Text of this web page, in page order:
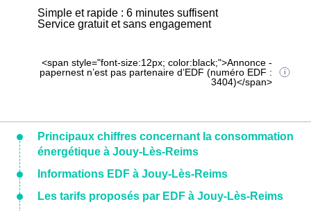
Simple et rapide : 6 minutes suffisent
Service gratuit et sans engagement
<span style="font-size:12px; color:black;">Annonce -
papernest n’est pas partenaire d’EDF (numéro EDF :
3404)</span>
Principaux chiffres concernant la consommation
énergétique à Jouy-Lès-Reims
Informations EDF à Jouy-Lès-Reims
Les tarifs proposés par EDF à Jouy-Lès-Reims